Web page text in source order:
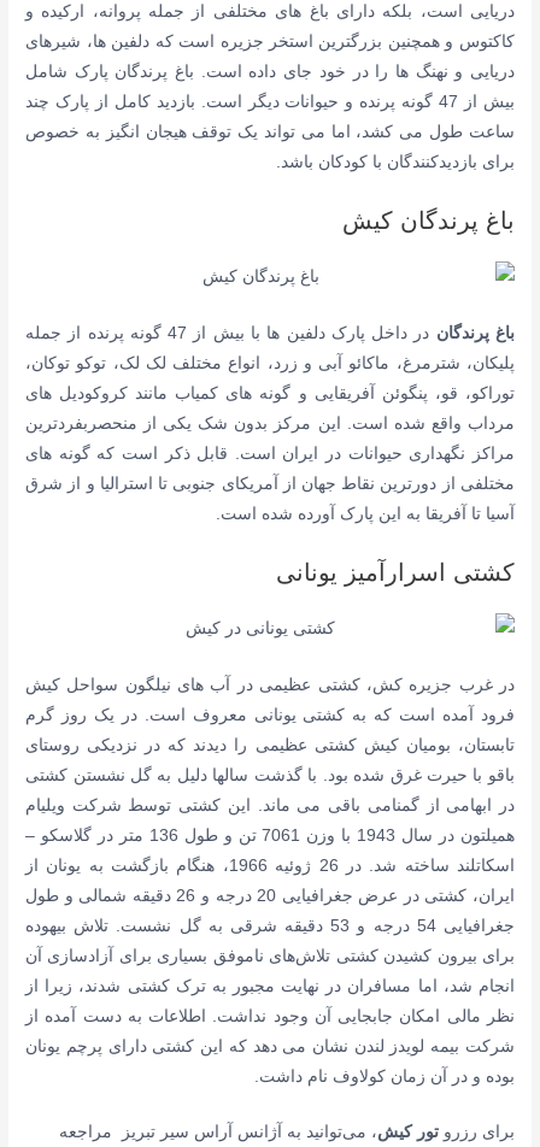
دریایی است، بلکه دارای باغ های مختلفی از جمله پروانه، ارکیده و
کاکتوس و همچنین بزرگترین استخر جزیره است که دلفین ها، شیرهای
دریایی و نهنگ ها را در خود جای داده است. باغ پرندگان پارک شامل
بیش از 47 گونه پرنده و حیوانات دیگر است. بازدید کامل از پارک چند
ساعت طول می کشد، اما می تواند یک توقف هیجان انگیز به خصوص
برای بازدیدکنندگان با کودکان باشد.
باغ پرندگان کیش
باغ پرندگان
در داخل پارک دلفین ها با بیش از 47 گونه پرنده از جمله
پلیکان، شترمرغ، ماکائو آبی و زرد، انواع مختلف لک لک، توکو توکان،
توراکو، قو، پنگوئن آفریقایی و گونه های کمیاب مانند کروکودیل های
مرداب واقع شده است. این مرکز بدون شک یکی از منحصربفردترین
مراکز نگهداری حیوانات در ایران است. قابل ذکر است که گونه های
مختلفی از دورترین نقاط جهان از آمریکای جنوبی تا استرالیا و از شرق
آسیا تا آفریقا به این پارک آورده شده است.
کشتی اسرارآمیز یونانی
در غرب جزیره کش، کشتی عظیمی در آب های نیلگون سواحل کیش
فرود آمده است که به کشتی یونانی معروف است. در یک روز گرم
تابستان، بومیان کیش کشتی عظیمی را دیدند که در نزدیکی روستای
باقو با حیرت غرق شده بود. با گذشت سالها دلیل به گل نشستن کشتی
در ابهامی از گمنامی باقی می ماند. این کشتی توسط شرکت ویلیام
همیلتون در سال 1943 با وزن 7061 تن و طول 136 متر در گلاسکو –
اسکاتلند ساخته شد. در 26 ژوئیه 1966، هنگام بازگشت به یونان از
ایران، کشتی در عرض جغرافیایی 20 درجه و 26 دقیقه شمالی و طول
جغرافیایی 54 درجه و 53 دقیقه شرقی به گل نشست. تلاش بیهوده
برای بیرون کشیدن کشتی تلاش‌های ناموفق بسیاری برای آزادسازی آن
انجام شد، اما مسافران در نهایت مجبور به ترک کشتی شدند، زیرا از
نظر مالی امکان جابجایی آن وجود نداشت. اطلاعات به دست آمده از
شرکت بیمه لویدز لندن نشان می دهد که این کشتی دارای پرچم یونان
بوده و در آن زمان کولاوف نام داشت.
برای رزروتور کیش، می‌توانید به آژانس آراس سیر تبریز مراجعه